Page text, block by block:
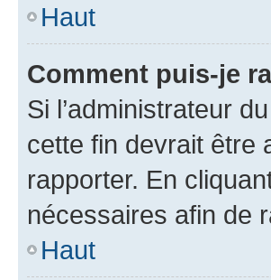
Haut
Comment puis-je
Si l’administrateur
cette fin devrait être
rapporter. En
nécessaires afin de
Haut